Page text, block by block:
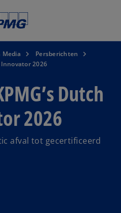
Media
Persberichten
Innovator 2026
Dutch
2026
afval tot gecertificeerd